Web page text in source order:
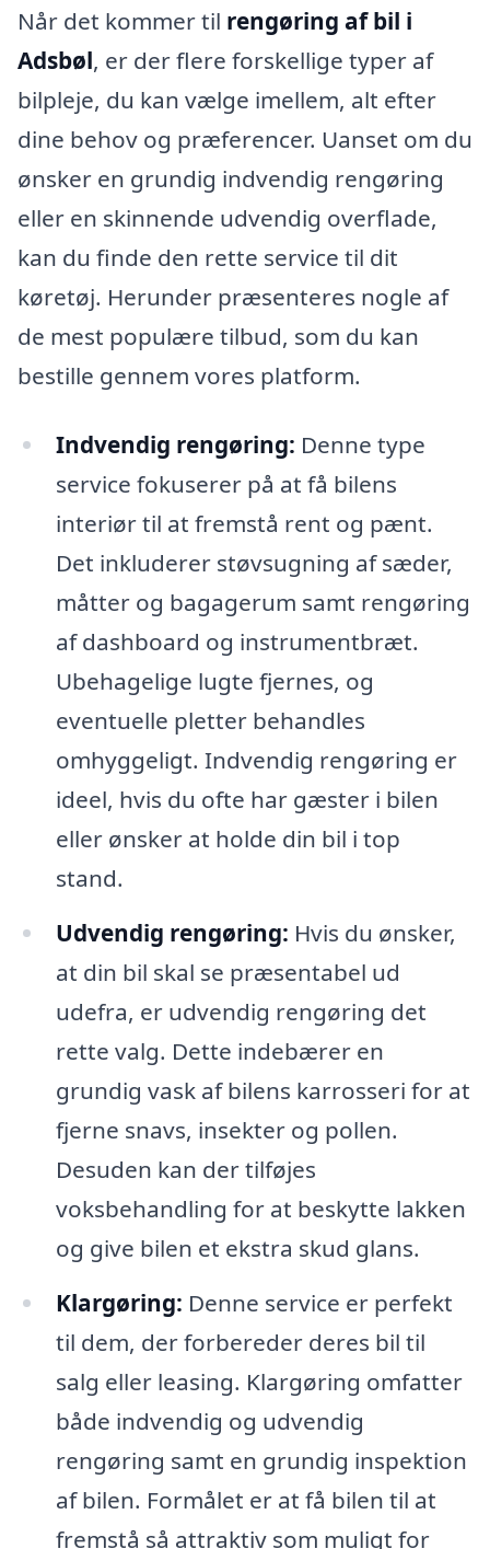
Når det kommer til rengøring af bil i
Adsbøl, er der flere forskellige typer af
bilpleje, du kan vælge imellem, alt efter
dine behov og præferencer. Uanset om du
ønsker en grundig indvendig rengøring
eller en skinnende udvendig overflade,
kan du finde den rette service til dit
køretøj. Herunder præsenteres nogle af
de mest populære tilbud, som du kan
bestille gennem vores platform.
Indvendig rengøring: Denne type
service fokuserer på at få bilens
interiør til at fremstå rent og pænt.
Det inkluderer støvsugning af sæder,
måtter og bagagerum samt rengøring
af dashboard og instrumentbræt.
Ubehagelige lugte fjernes, og
eventuelle pletter behandles
omhyggeligt. Indvendig rengøring er
ideel, hvis du ofte har gæster i bilen
eller ønsker at holde din bil i top
stand.
Udvendig rengøring: Hvis du ønsker,
at din bil skal se præsentabel ud
udefra, er udvendig rengøring det
rette valg. Dette indebærer en
grundig vask af bilens karrosseri for at
fjerne snavs, insekter og pollen.
Desuden kan der tilføjes
voksbehandling for at beskytte lakken
og give bilen et ekstra skud glans.
Klargøring: Denne service er perfekt
til dem, der forbereder deres bil til
salg eller leasing. Klargøring omfatter
både indvendig og udvendig
rengøring samt en grundig inspektion
af bilen. Formålet er at få bilen til at
fremstå så attraktiv som muligt for